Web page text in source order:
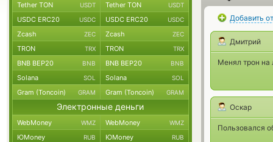
Добавить
Дмитрий
Менял трон на
Оскар
Пользовался
Tether TON USDT Tether TON USDT
USDC ERC20 USDC USDC ERC20 USDC
Zcash ZEC Zcash ZEC
TRON TRX TRON TRX
BNB BEP20 BNB BNB BEP20 BNB
Solana SOL Solana SOL
Gram (Toncoin) GRAM Gram (Toncoin) GRAM
Электронные деньги
WebMoney WMZ WebMoney WMZ
ЮMoney RUB ЮMoney RUB